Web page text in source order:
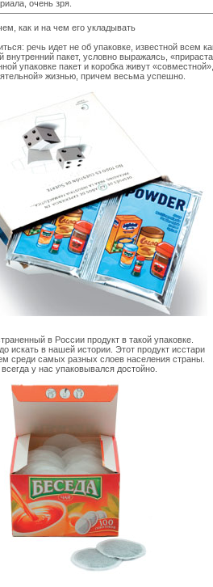
очень зря.
как и на чем его укладывать
речь идет не об упаковке, известной всем
внутренний пакет, условно выражаясь,
упаковке пакет и коробка живут
жизнью, причем весьма успешно.
в России продукт в такой упаковке.
искать в нашей истории. Этот продукт исстари
среди самых разных слоев населения страны.
у нас упаковывался достойно.